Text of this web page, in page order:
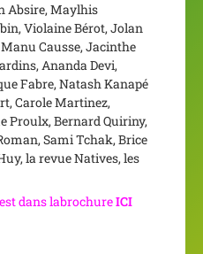
Absire, Maylhis
Violaine Bérot, Jolan
Causse, Jacinthe
Ananda Devi,
Fabre, Natash Kanapé
Carole Martinez,
Proulx, Bernard Quiriny,
Sami Tchak, Brice
la revue Natives, les
dans labrochureICI